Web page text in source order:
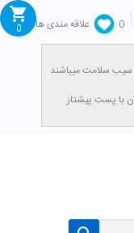
0
علاقه مندی ها
0